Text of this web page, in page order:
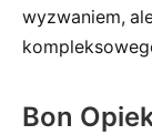
wyzwaniem,
Bon